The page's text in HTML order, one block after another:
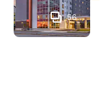
56